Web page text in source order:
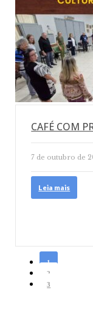
CAFÉ COM
7 de outubro de
Leia mais
1
2
3